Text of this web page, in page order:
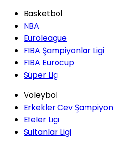
Basketbol
NBA
Euroleague
FIBA Şampiyonlar Ligi
FIBA Eurocup
Süper Lig
Voleybol
Erkekler Cev
Efeler Ligi
Sultanlar Ligi